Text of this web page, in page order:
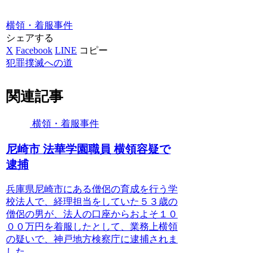
横領・着服事件
シェアする
X Facebook LINE コピー
犯罪撲滅への道
関連記事
横領・着服事件
尼崎市 法華学園職員 横領容疑で
逮捕
兵庫県尼崎市にある僧侶の育成を行う学
校法人で、経理担当をしていた５３歳の
僧侶の男が、法人の口座からおよそ１０
００万円を着服したとして、業務上横領
の疑いで、神戸地方検察庁に逮捕されま